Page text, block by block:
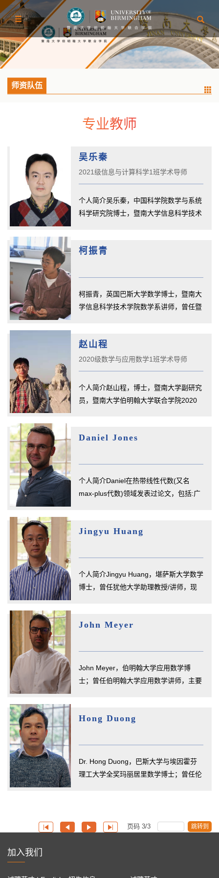
师资队伍
专业教师
吴乐秦
2021级信息与计算科学1班学术导师
个人简介吴乐秦，中国科学院数学与系统
科学研究院博士，暨南大学信息科学技术
柯振青
柯振青，英国巴斯大学数学博士，暨南大
学信息科学技术学院数学系讲师，曾任暨
赵山程
2020级数学与应用数学1班学术导师
个人简介赵山程，博士，暨南大学副研究
员，暨南大学伯明翰大学联合学院2020
Daniel Jones
个人简介Daniel在热带线性代数(又名
max-plus代数)领域发表过论文，包括:广
Jingyu Huang
个人简介Jingyu Huang，堪萨斯大学数学
博士，曾任犹他大学助理教授/讲师，现
John Meyer
John Meyer，伯明翰大学应用数学博
士；曾任伯明翰大学应用数学讲师，主要
Hong Duong
Dr. Hong Duong，巴斯大学与埃因霍芬
理工大学全奖玛丽居里数学博士；曾任伦
页码 3/3 跳转到
加入我们